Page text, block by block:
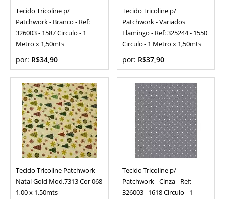
Tecido Tricoline p/
Patchwork - Branco - Ref:
326003 - 1587 Circulo - 1
Metro x 1,50mts
por: R$34,90
Tecido Tricoline p/
Patchwork - Variados
Flamingo - Ref: 325244 - 1550
Circulo - 1 Metro x 1,50mts
por: R$37,90
Tecido Tricoline Patchwork
Natal Gold Mod.7313 Cor 068
1,00 x 1,50mts
Tecido Tricoline p/
Patchwork - Cinza - Ref:
326003 - 1618 Circulo - 1